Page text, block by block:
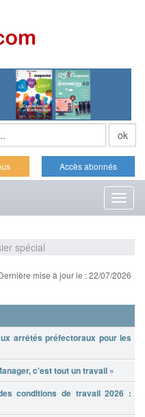
Accès abonnés
spécial
mise à jour le : 22/07/2026
arrêtés préfectoraux pour les
c’est tout un travail »
conditions de travail 2026 :